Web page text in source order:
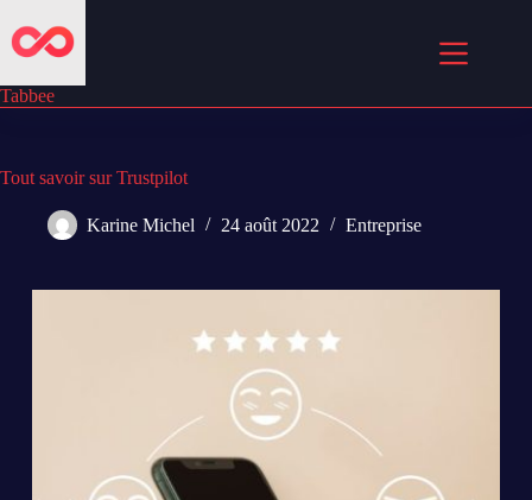
au
contenu
Tabbee
Tout savoir sur Trustpilot
Karine Michel 24 août 2022 Entreprise